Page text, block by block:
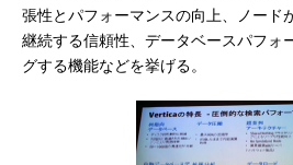
張性とパフォーマンスの向上、ノード
継続する信頼性、データベースパフォ
グする機能などを挙げる。